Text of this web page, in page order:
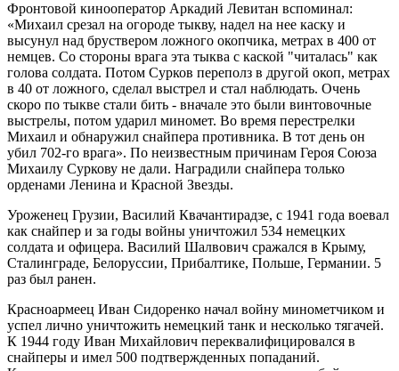
Фронтовой кинооператор Аркадий Левитан вспоминал:
«Михаил срезал на огороде тыкву, надел на нее каску и
высунул над бруствером ложного окопчика, метрах в 400 от
немцев. Со стороны врага эта тыква с каской "читалась" как
голова солдата. Потом Сурков переполз в другой окоп, метрах
в 40 от ложного, сделал выстрел и стал наблюдать. Очень
скоро по тыкве стали бить - вначале это были винтовочные
выстрелы, потом ударил миномет. Во время перестрелки
Михаил и обнаружил снайпера противника. В тот день он
убил 702-го врага». По неизвестным причинам Героя Союза
Михаилу Суркову не дали. Наградили снайпера только
орденами Ленина и Красной Звезды.
Уроженец Грузии, Василий Квачантирадзе, с 1941 года воевал
как снайпер и за годы войны уничтожил 534 немецких
солдата и офицера. Василий Шалвович сражался в Крыму,
Сталинграде, Белоруссии, Прибалтике, Польше, Германии. 5
раз был ранен.
Красноармеец Иван Сидоренко начал войну минометчиком и
успел лично уничтожить немецкий танк и несколько тягачей.
К 1944 году Иван Михайлович переквалифицировался в
снайперы и имел 500 подтвержденных попаданий.